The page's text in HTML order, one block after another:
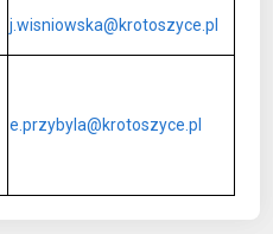
j.wisniowska@krotoszyce.pl
e.przybyla@krotoszyce.pl